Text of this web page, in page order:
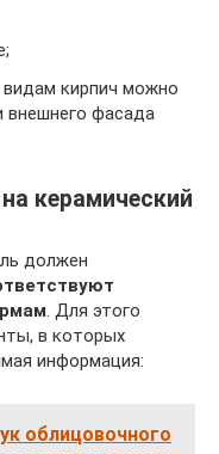
кирпич можно
внешнего фасада
керамический
должен
. Для этого
в которых
информация:
облицовочного